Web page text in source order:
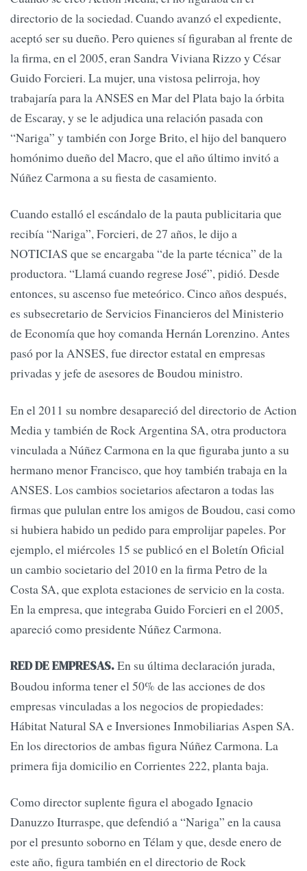
directorio de la sociedad. Cuando avanzó el expediente,
aceptó ser su dueño. Pero quienes sí figuraban al frente de
la firma, en el 2005, eran Sandra Viviana Rizzo y César
Guido Forcieri. La mujer, una vistosa pelirroja, hoy
trabajaría para la ANSES en Mar del Plata bajo la órbita
de Escaray, y se le adjudica una relación pasada con
“Nariga” y también con Jorge Brito, el hijo del banquero
homónimo dueño del Macro, que el año último invitó a
Núñez Carmona a su fiesta de casamiento.
Cuando estalló el escándalo de la pauta publicitaria que
recibía “Nariga”, Forcieri, de 27 años, le dijo a
NOTICIAS que se encargaba “de la parte técnica” de la
productora. “Llamá cuando regrese José”, pidió. Desde
entonces, su ascenso fue meteórico. Cinco años después,
es subsecretario de Servicios Financieros del Ministerio
de Economía que hoy comanda Hernán Lorenzino. Antes
pasó por la ANSES, fue director estatal en empresas
privadas y jefe de asesores de Boudou ministro.
En el 2011 su nombre desapareció del directorio de Action
Media y también de Rock Argentina SA, otra productora
vinculada a Núñez Carmona en la que figuraba junto a su
hermano menor Francisco, que hoy también trabaja en la
ANSES. Los cambios societarios afectaron a todas las
firmas que pululan entre los amigos de Boudou, casi como
si hubiera habido un pedido para emprolijar papeles. Por
ejemplo, el miércoles 15 se publicó en el Boletín Oficial
un cambio societario del 2010 en la firma Petro de la
Costa SA, que explota estaciones de servicio en la costa.
En la empresa, que integraba Guido Forcieri en el 2005,
apareció como presidente Núñez Carmona.
RED DE EMPRESAS.En su última declaración jurada,
Boudou informa tener el 50% de las acciones de dos
empresas vinculadas a los negocios de propiedades:
Hábitat Natural SA e Inversiones Inmobiliarias Aspen SA.
En los directorios de ambas figura Núñez Carmona. La
primera fija domicilio en Corrientes 222, planta baja.
Como director suplente figura el abogado Ignacio
Danuzzo Iturraspe, que defendió a “Nariga” en la causa
por el presunto soborno en Télam y que, desde enero de
este año, figura también en el directorio de Rock